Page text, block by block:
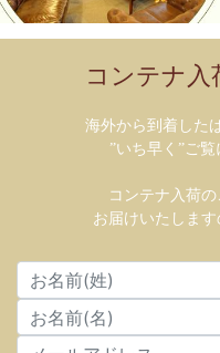
コンテナ入
海外から到着した
”いち早く”ご
コンテナ入荷
お届けいたします